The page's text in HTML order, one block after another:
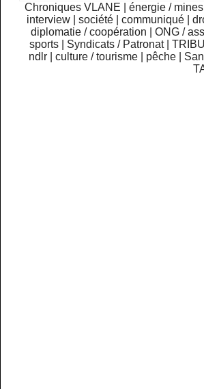
Chroniques VLANE énergie / mines
interview
|société |communiqué |
diplomatie / coopération
ONG /
sports
Syndicats / Patronat
ndlr
|culture / tourisme pêche